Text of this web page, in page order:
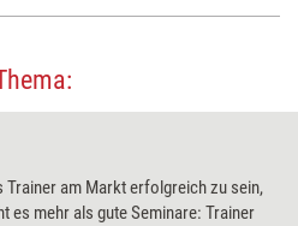
Trainer am Markt erfolgreich zu sein,
es mehr als gute Seminare: Trainer